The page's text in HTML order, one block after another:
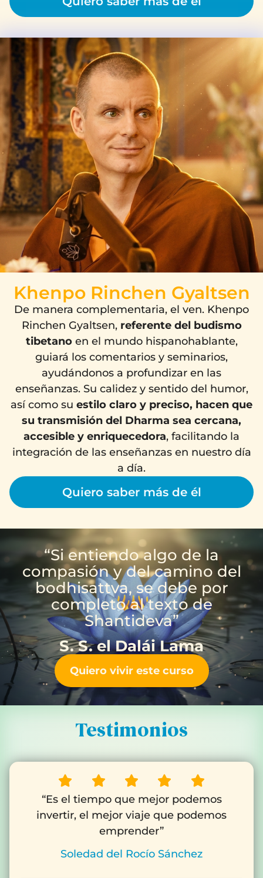
Khenpo Rinchen Gyaltsen
De manera complementaria, el ven. Khenpo
Rinchen Gyaltsen, referente del budismo
tibetanoen el mundo hispanohablante,
guiará los comentarios y seminarios,
ayudándonos a profundizar en las
enseñanzas. Su calidez y sentido del humor,
así como su estilo claro y preciso, hacen que
su transmisión del Dharma sea cercana,
accesible y enriquecedora, facilitando la
integración de las enseñanzas en nuestro día
a día.
Quiero saber más de él
“Si entiendo algo de la
compasión y del camino del
bodhisattva, se debe por
completo al texto de
Shantideva”
S. S. el Dalái Lama
Quiero vivir este curso
Testimonios
“Es el tiempo que mejor podemos
invertir, el mejor viaje que podemos
emprender”
Soledad del Rocío Sánchez